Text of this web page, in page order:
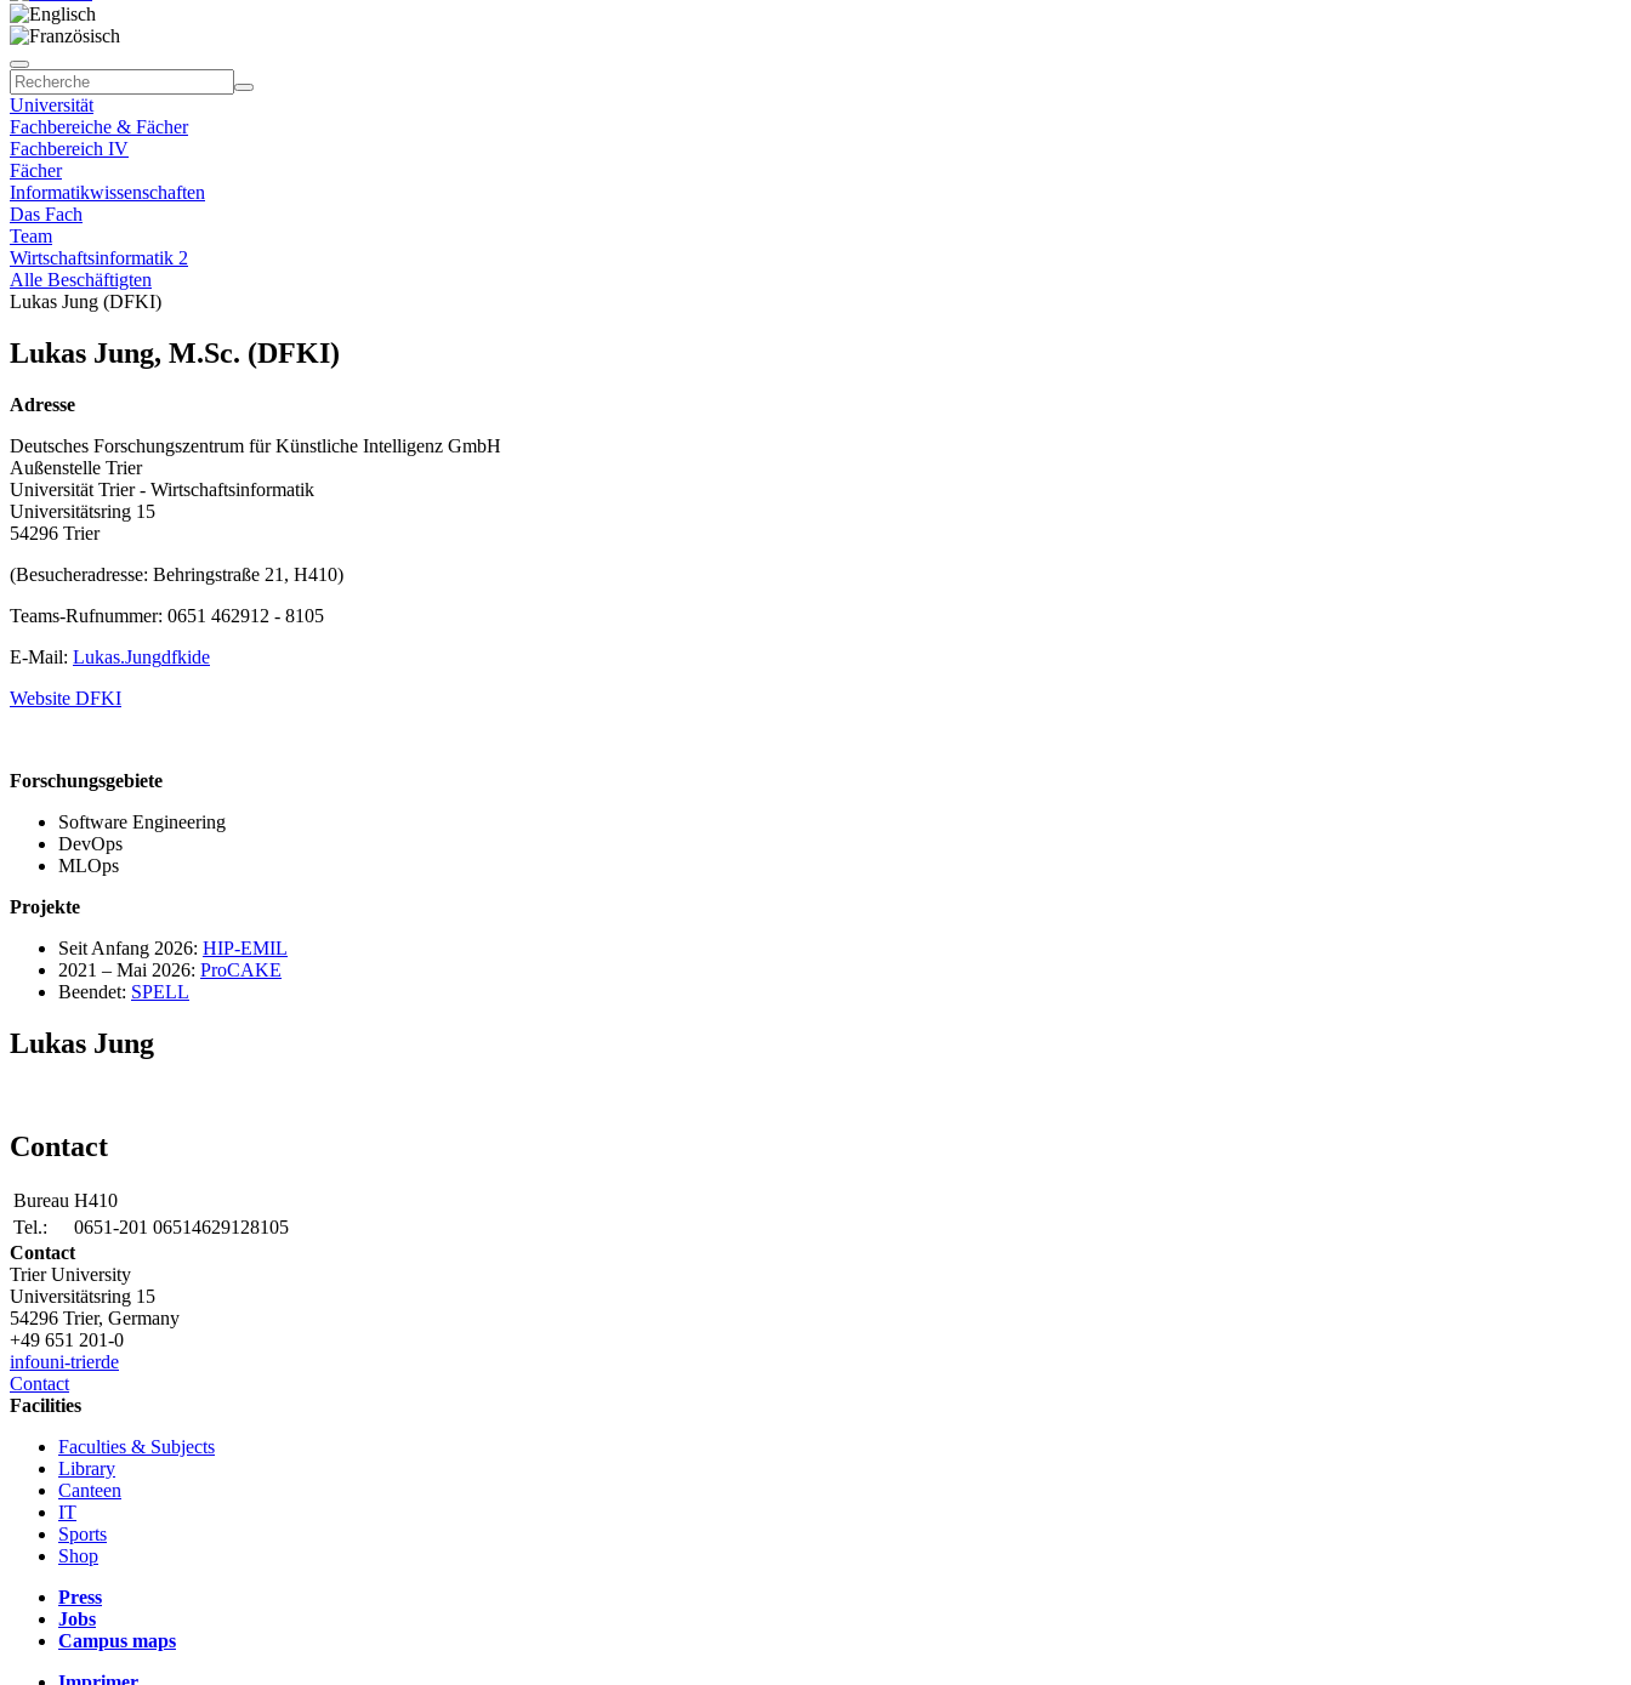
Universität
Fachbereiche & Fächer
Fachbereich IV
Fächer
Informatikwissenschaften
Das Fach
Team
Wirtschaftsinformatik 2
Alle Beschäftigten
Lukas Jung (DFKI)
Lukas Jung, M.Sc. (DFKI)
Adresse
Deutsches Forschungszentrum für Künstliche Intelligenz GmbH
Außenstelle Trier
Universität Trier - Wirtschaftsinformatik
Universitätsring 15
54296 Trier
(Besucheradresse: Behringstraße 21, H410)
Teams-Rufnummer: 0651 462912 - 8105
E-Mail: Lukas.Jungdfkide
Website DFKI
Forschungsgebiete
Software Engineering
DevOps
MLOps
Projekte
Seit Anfang 2026: HIP-EMIL
2021 – Mai 2026: ProCAKE
Beendet: SPELL
Lukas Jung
Contact
Bureau H410
Tel.:
0651-201 06514629128105
Contact
Trier University
Universitätsring 15
54296 Trier, Germany
+49 651 201-0
infouni-trierde
Contact
Facilities
Faculties & Subjects
Library
Canteen
IT
Sports
Shop
Press
Jobs
Campus maps